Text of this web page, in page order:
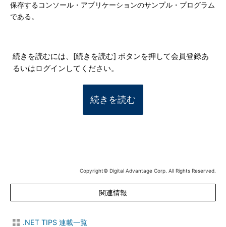
保存するコンソール・アプリケーションのサンプル・プログラム
である。
続きを読むには、[続きを読む] ボタンを押して会員登録あ
るいはログインしてください。
続きを読む
Copyright© Digital Advantage Corp. All Rights Reserved.
関連情報
.NET TIPS 連載一覧